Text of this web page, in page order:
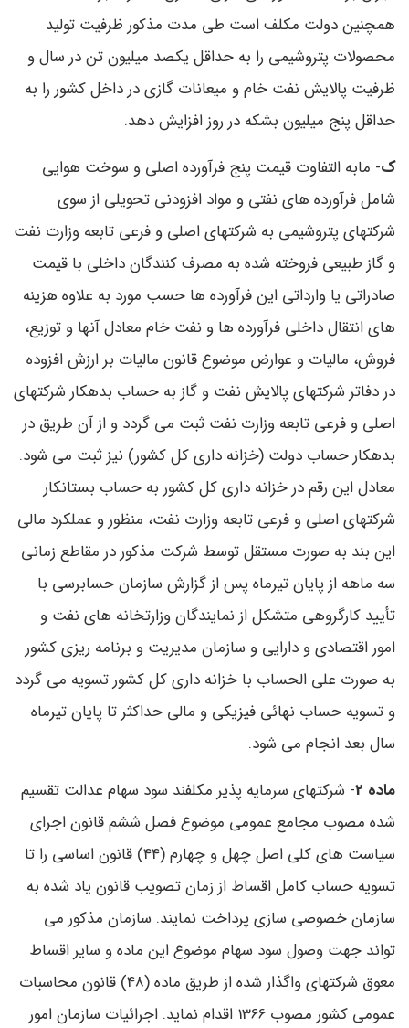
همچنین دولت مکلف است طی مدت مذکور ظرفیت تولید
محصولات پتروشیمی را به حداقل یکصد میلیون تن در سال و
ظرفیت پالایش نفت خام و میعانات گازی در داخل کشور را به
حداقل پنج میلیون بشکه در روز افزایش دهد.
ک- مابه التفاوت قیمت پنج فرآورده اصلی و سوخت هوایی
شامل فرآورده های نفتی و مواد افزودنی تحویلی از سوی
شرکتهای پتروشیمی به شرکتهای اصلی و فرعی تابعه وزارت نفت
و گاز طبیعی فروخته شده به مصرف کنندگان داخلی با قیمت
صادراتی یا وارداتی این فرآورده ها حسب مورد به علاوه هزینه
های انتقال داخلی فرآورده ها و نفت خام معادل آنها و توزیع،
فروش، مالیات و عوارض موضوع قانون مالیات بر ارزش افزوده
در دفاتر شرکتهای پالایش نفت و گاز به حساب بدهکار شرکتهای
اصلی و فرعی تابعه وزارت نفت ثبت می گردد و از آن طریق در
بدهکار حساب دولت (خزانه داری کل کشور) نیز ثبت می شود.
معادل این رقم در خزانه داری کل کشور به حساب بستانکار
شرکتهای اصلی و فرعی تابعه وزارت نفت، منظور و عملکرد مالی
این بند به صورت مستقل توسط شرکت مذکور در مقاطع زمانی
سه ماهه از پایان تیرماه پس از گزارش سازمان حسابرسی با
تأیید کارگروهی متشکل از نمایندگان وزارتخانه های نفت و
امور اقتصادی و دارایی و سازمان مدیریت و برنامه ریزی کشور
به صورت علی الحساب با خزانه داری کل کشور تسویه می گردد
و تسویه حساب نهائی فیزیکی و مالی حداکثر تا پایان تیرماه
سال بعد انجام می شود.
ماده 2 - شرکتهای سرمایه پذیر مکلفند سود سهام عدالت تقسیم
شده مصوب مجامع عمومی موضوع فصل ششم قانون اجرای
سیاست های کلی اصل چهل و چهارم (44) قانون اساسی را تا
تسویه حساب کامل اقساط از زمان تصویب قانون یاد شده به
سازمان خصوصی سازی پرداخت نمایند. سازمان مذکور می
تواند جهت وصول سود سهام موضوع این ماده و سایر اقساط
معوق شرکتهای واگذار شده از طریق ماده (48) قانون محاسبات
عمومی کشور مصوب 1366 اقدام نماید. اجرائیات سازمان امور